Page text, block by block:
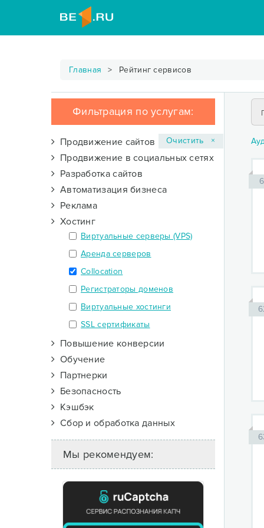
Главная Рейтинг сервисов
Фильтрация по услугам:
Продвижение сайтов
Продвижение в социальных сетях
Разработка сайтов
Автоматизация бизнеса
Реклама
Хостинг
Виртуальные серверы (VPS)
Аренда серверов
Collocation
Регистраторы доменов
Виртуальные хостинги
SSL сертификаты
Повышение конверсии
Обучение
Партнерки
Безопасность
Кэшбэк
Сбор и обработка данных
Очистить ×
Мы рекомендуем: